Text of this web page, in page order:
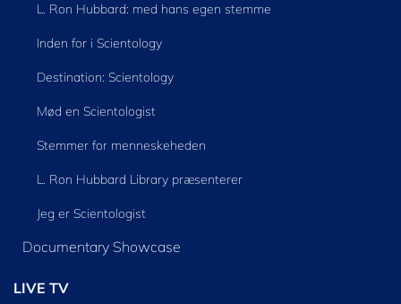
L. Ron Hubbard: med hans egen stemme
Inden for i Scientology
Destination: Scientology
Mød en Scientologist
Stemmer for menneskeheden
L. Ron Hubbard Library præsenterer
Jeg er Scientologist
Documentary Showcase
LIVE TV